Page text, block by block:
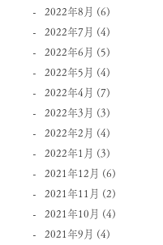
2022年8月 (6)
2022年7月 (4)
2022年6月 (5)
2022年5月 (4)
2022年4月 (7)
2022年3月 (3)
2022年2月 (4)
2022年1月 (3)
2021年12月 (6)
2021年11月 (2)
2021年10月 (4)
2021年9月 (4)